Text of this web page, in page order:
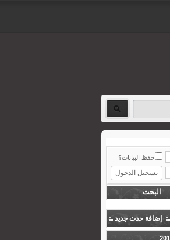
حفظ البيانات؟
البحث
إضافة حدث جديد